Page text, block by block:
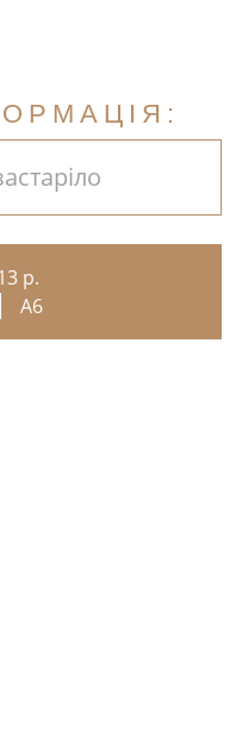
р.
A6